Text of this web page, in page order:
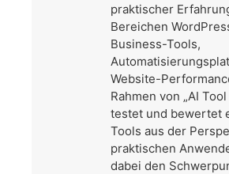
praktischer
Bereichen
Business-Tools,
Website-
Rahmen von „AI
testet und bewertet
Tools aus der
praktischen
dabei den